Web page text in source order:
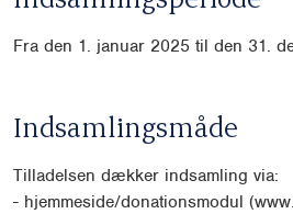
Fra den 1. januar 2025 til den 31.
Indsamlingsmåde
Tilladelsen dækker indsamling via:
- hjemmeside/donationsmodul